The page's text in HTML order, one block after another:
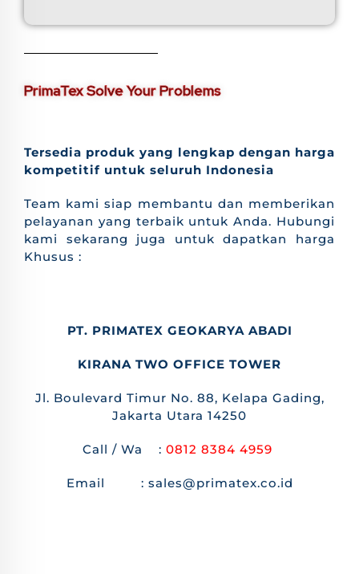
PrimaTex Solve Your Problems
Tersedia produk yang lengkap dengan harga
kompetitif untuk seluruh Indonesia
Team kami siap membantu dan memberikan
pelayanan yang terbaik untuk Anda. Hubungi
kami sekarang juga untuk dapatkan harga
Khusus :
PT. PRIMATEX GEOKARYA ABADI
KIRANA TWO OFFICE TOWER
Jl. Boulevard Timur No. 88, Kelapa Gading,
Jakarta Utara 14250
Call / Wa : 0812 8384 4959
Email : sales@primatex.co.id